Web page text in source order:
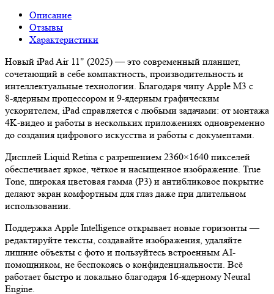
Описание
Отзывы
Характеристики
Новый iPad Air 11" (2025) — это современный планшет,
сочетающий в себе компактность, производительность и
интеллектуальные технологии. Благодаря чипу Apple M3 с
8‑ядерным процессором и 9‑ядерным графическим
ускорителем, iPad справляется с любыми задачами: от монтажа
4K‑видео и работы в нескольких приложениях одновременно
до создания цифрового искусства и работы с документами.
Дисплей Liquid Retina с разрешением 2360×1640 пикселей
обеспечивает яркое, чёткое и насыщенное изображение. True
Tone, широкая цветовая гамма (P3) и антибликовое покрытие
делают экран комфортным для глаз даже при длительном
использовании.
Поддержка Apple Intelligence открывает новые горизонты —
редактируйте тексты, создавайте изображения, удаляйте
лишние объекты с фото и пользуйтесь встроенным AI-
помощником, не беспокоясь о конфиденциальности. Всё
работает быстро и локально благодаря 16‑ядерному Neural
Engine.